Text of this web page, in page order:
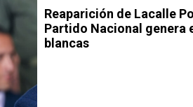
Reaparición de Lacalle
Partido Nacional genera
blancas